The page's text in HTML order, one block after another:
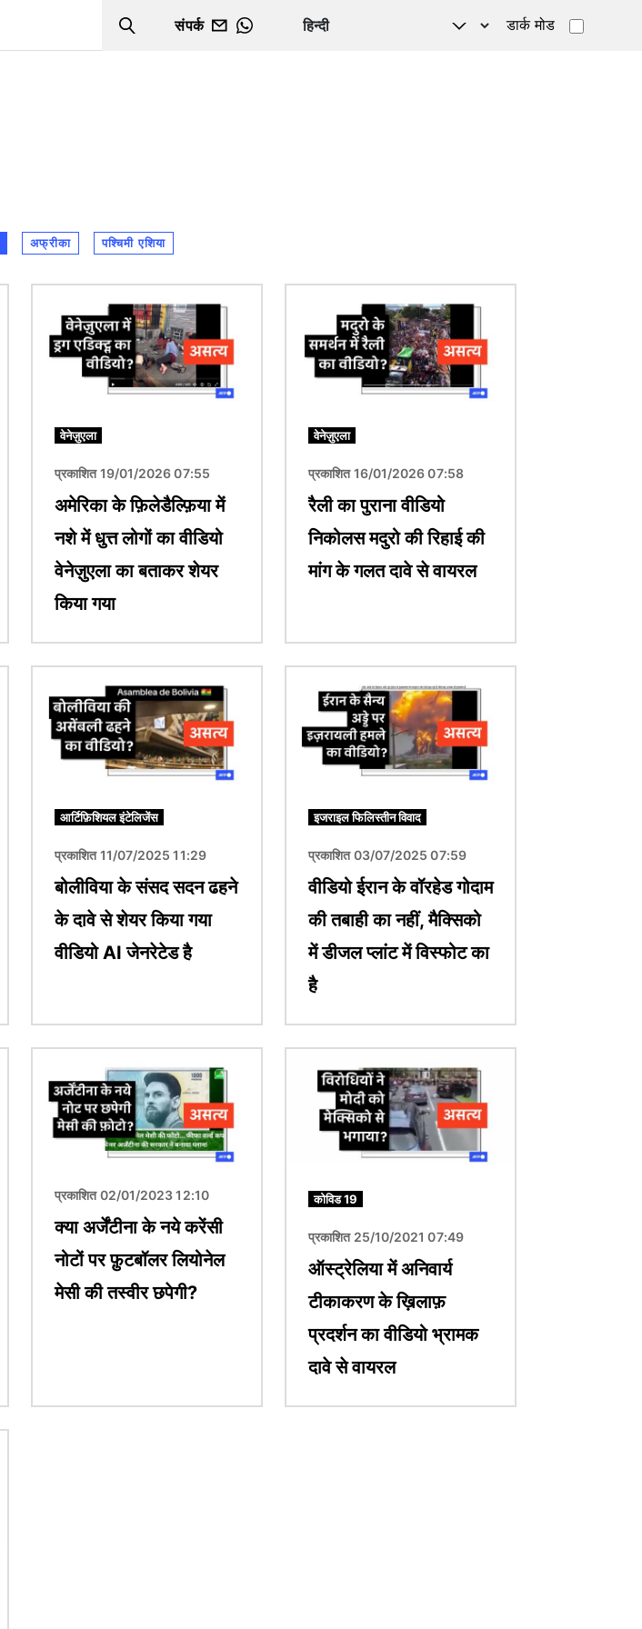
Search
संपर्क
WHATSAPP
डार्क मोड
अफ्रीका पश्चिमी एशिया
वेनेज़ुएला
प्रकाशित 19/01/2026 07:55
अमेरिका के फ़िलेडैल्फ़िया में
नशे में धुत्त लोगों का वीडियो
वेनेज़ुएला का बताकर शेयर
किया गया
वेनेज़ुएला
प्रकाशित 16/01/2026 07:58
रैली का पुराना वीडियो
निकोलस मदुरो की रिहाई की
मांग के गलत दावे से वायरल
आर्टिफ़िशियल इंटेलिजेंस
प्रकाशित 11/07/2025 11:29
बोलीविया के संसद सदन ढहने
के दावे से शेयर किया गया
वीडियो AI जेनरेटेड है
इजराइल फिलिस्तीन विवाद
प्रकाशित 03/07/2025 07:59
वीडियो ईरान के वॉरहेड गोदाम
की तबाही का नहीं, मैक्सिको
में डीजल प्लांट में विस्फोट का
है
प्रकाशित 02/01/2023 12:10
क्या अर्जेंटीना के नये करेंसी
नोटों पर फ़ुटबॉलर लियोनेल
मेसी की तस्वीर छपेगी?
कोविड 19
प्रकाशित 25/10/2021 07:49
ऑस्ट्रेलिया में अनिवार्य
टीकाकरण के ख़िलाफ़
प्रदर्शन का वीडियो भ्रामक
दावे से वायरल